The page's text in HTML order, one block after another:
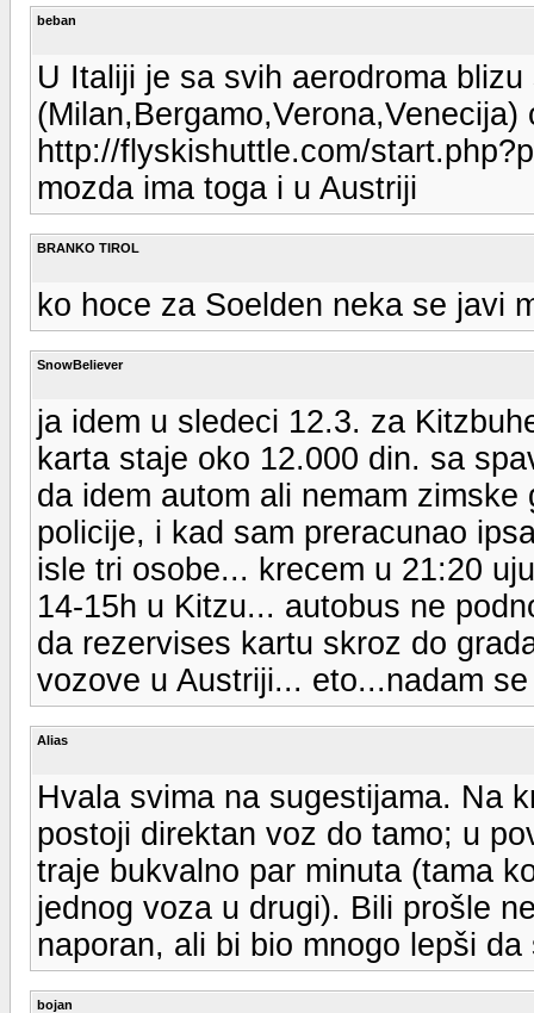
beban
U Italiji je sa svih aerodroma
http://flyskishuttle.com/
mozda ima toga i u Austriji
BRANKO TIROL
ko hoce za Soelden neka se javi
SnowBeliever
ja idem u sledeci 12.3. za
karta staje oko 12.000 din. sa
da idem autom ali nemam
policije, i kad sam preracunao
isle tri osobe... krecem u 21:20
14-15h u Kitzu... autobus ne
da rezervises kartu skroz do
vozove u Austriji... eto...nadam
Alias
Hvala svima na sugestijama. Na
postoji direktan voz do tamo; u
traje bukvalno par minuta (tama
jednog voza u drugi). Bili prošle
naporan, ali bi bio mnogo lepši
bojan